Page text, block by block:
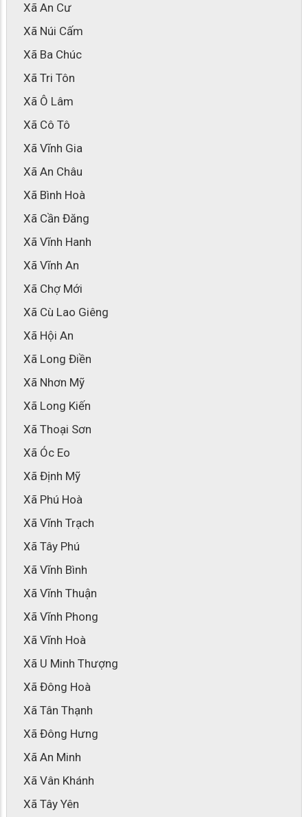
Xã An Cư
Xã Núi Cấm
Xã Ba Chúc
Xã Tri Tôn
Xã Ô Lâm
Xã Cô Tô
Xã Vĩnh Gia
Xã An Châu
Xã Bình Hoà
Xã Cần Đăng
Xã Vĩnh Hanh
Xã Vĩnh An
Xã Chợ Mới
Xã Cù Lao Giêng
Xã Hội An
Xã Long Điền
Xã Nhơn Mỹ
Xã Long Kiến
Xã Thoại Sơn
Xã Óc Eo
Xã Định Mỹ
Xã Phú Hoà
Xã Vĩnh Trạch
Xã Tây Phú
Xã Vĩnh Bình
Xã Vĩnh Thuận
Xã Vĩnh Phong
Xã Vĩnh Hoà
Xã U Minh Thượng
Xã Đông Hoà
Xã Tân Thạnh
Xã Đông Hưng
Xã An Minh
Xã Vân Khánh
Xã Tây Yên